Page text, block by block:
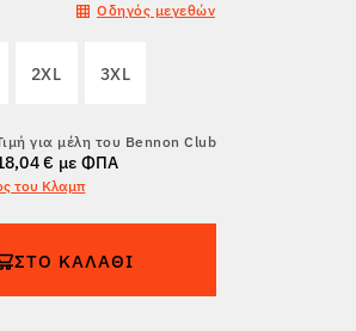
Οδηγός μεγεθών
2XL 3XL
για μέλη του Bennon Club
€ με ΦΠΑ
του Κλαμπ
ΣΤΟ ΚΑΛΆΘΙ